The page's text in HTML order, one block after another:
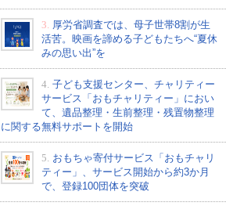
3. 厚労省調査では、母子世帯8割が生
活苦。映画を諦める子どもたちへ“夏休
みの思い出”を
4. 子ども支援センター、チャリティー
サービス「おもチャリティー」におい
て、遺品整理・生前整理・残置物整理
に関する無料サポートを開始
5. おもちゃ寄付サービス「おもチャリ
ティー」、サービス開始から約3か月
で、登録100団体を突破